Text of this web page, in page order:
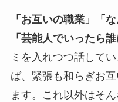
「お互いの職業」「
「芸能人でいったら誰
ミを入れつつ話して
ば、緊張も和らぎお
ます。これ以外はそ